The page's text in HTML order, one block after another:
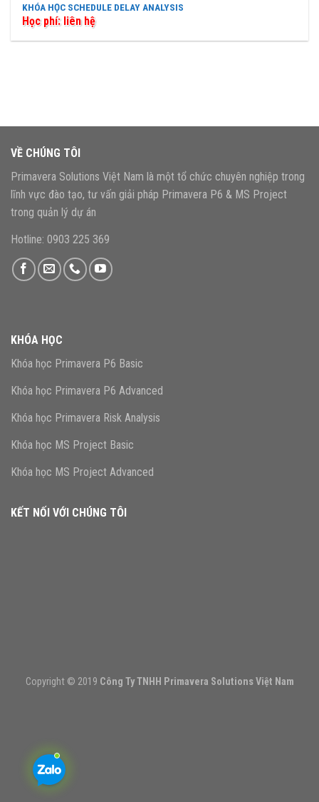
KHÓA HỌC SCHEDULE DELAY ANALYSIS
Học phí: liên hệ
VỀ CHÚNG TÔI
Primavera Solutions Việt Nam là một tổ chức chuyên nghiệp trong
lĩnh vực đào tạo, tư vấn giải pháp Primavera P6 & MS Project
trong quản lý dự án
Hotline: 0903 225 369
KHÓA HỌC
Khóa học Primavera P6 Basic
Khóa học Primavera P6 Advanced
Khóa học Primavera Risk Analysis
Khóa học MS Project Basic
Khóa học MS Project Advanced
KẾT NỐI VỚI CHÚNG TÔI
Copyright © 2019 Công Ty TNHH Primavera Solutions Việt Nam